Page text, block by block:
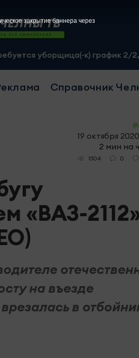
уборщица(-к) график 2/2, с
Справочник
19 октября
2 мин на
1504 0
«ВАЗ-
на въезде
в
закрытие баннера через